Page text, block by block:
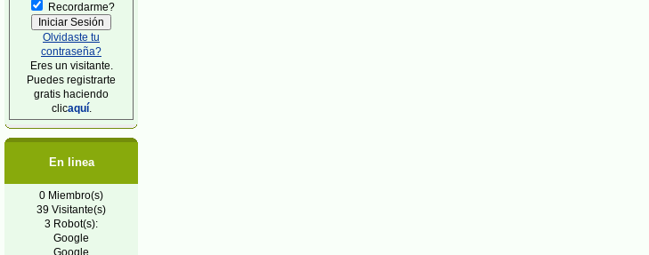
Recordarme?
Olvidaste tu
contraseña?
Eres un visitante.
Puedes registrarte
gratis haciendo
clicaquí.
En linea
0 Miembro(s)
39 Visitante(s)
3 Robot(s):
Google
Google